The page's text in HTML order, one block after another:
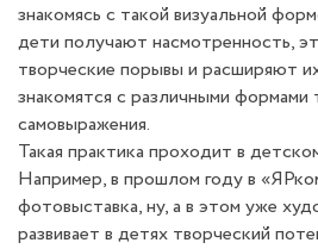
знакомясь с такой визуальной
дети получают насмотренность,
творческие порывы и расширяют
знакомятся с различными формами
самовыражения.
Такая практика проходит в
Например, в прошлом году в
фотовыставка, ну, а в этом уже
развивает в детях творческий